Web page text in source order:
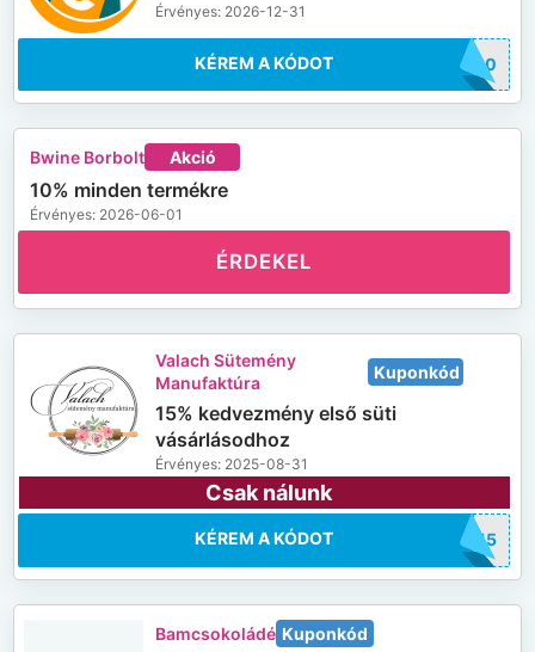
Érvényes: 2026-12-31
1500
KÉREM A KÓDOT
Bwine Borbolt Akció
10% minden termékre
Érvényes: 2026-06-01
ÉRDEKEL
Valach Sütemény
Manufaktúra
Kuponkód
15% kedvezmény első süti
vásárlásodhoz
Érvényes: 2025-08-31
Csak nálunk
TI15
KÉREM A KÓDOT
Bamcsokoládé Kuponkód